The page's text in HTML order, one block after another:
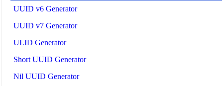
UUID v6 Generator
UUID v7 Generator
ULID Generator
Short UUID Generator
Nil UUID Generator